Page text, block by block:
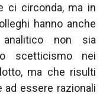
ci circonda, ma in
hanno anche
non sia
scetticismo nei
ma che risulti
ad essere razionali